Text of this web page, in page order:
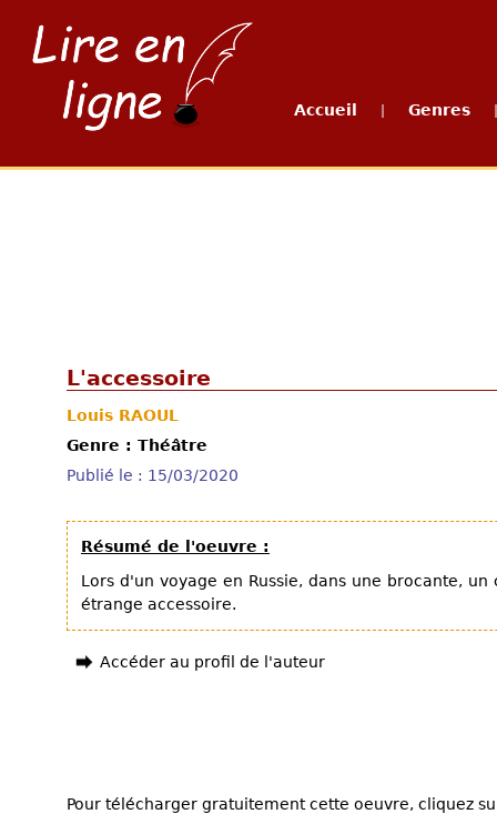
Accueil Genres
L'accessoire
Louis RAOUL
Genre : Théâtre
Publié le : 15/03/2020
Résumé de l'oeuvre :
Lors d'un voyage en Russie, dans une brocante,
étrange accessoire.
Accéder au profil de l'auteur
Pour télécharger gratuitement cette oeuvre, cliquez